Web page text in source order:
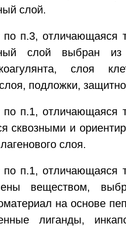
слой.
п.3, отличающаяся
слой выбран
слоя
подложки,
п.1, отличающаяся
сквозными и
слоя.
п.1, отличающаяся
веществом,
на основе
лиганды,